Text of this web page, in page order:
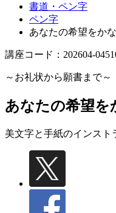
書道・ペン字
ペン字
あなたの希望をか
講座コード：202604-
～お礼状から願書まで～
あなたの希望を
美文字と手紙のインスト